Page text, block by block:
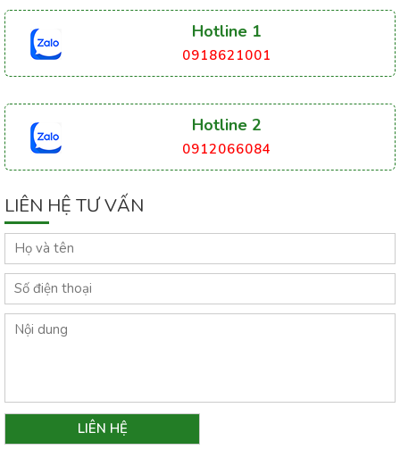
Hotline 1
0918621001
Hotline 2
0912066084
LIÊN HỆ TƯ VẤN